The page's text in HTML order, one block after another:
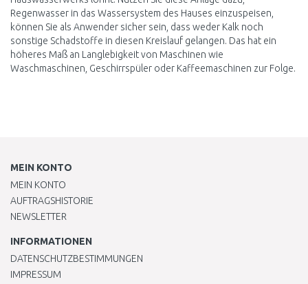
Regenwasser in das Wassersystem des Hauses einzuspeisen,
können Sie als Anwender sicher sein, dass weder Kalk noch
sonstige Schadstoffe in diesen Kreislauf gelangen. Das hat ein
höheres Maß an Langlebigkeit von Maschinen wie
Waschmaschinen, Geschirrspüler oder Kaffeemaschinen zur Folge.
MEIN KONTO
MEIN KONTO
AUFTRAGSHISTORIE
NEWSLETTER
INFORMATIONEN
DATENSCHUTZBESTIMMUNGEN
IMPRESSUM